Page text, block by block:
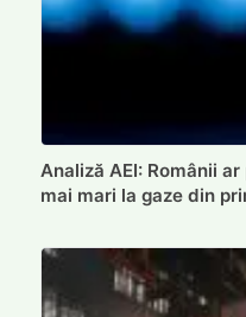
Analiză AEI: Românii
mai mari la gaze din